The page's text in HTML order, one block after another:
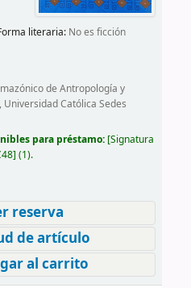
literaria: No es ficción
de Antropología y
Universidad Católica Sedes
para préstamo: Signatura
(1).
reserva
de artículo
al carrito